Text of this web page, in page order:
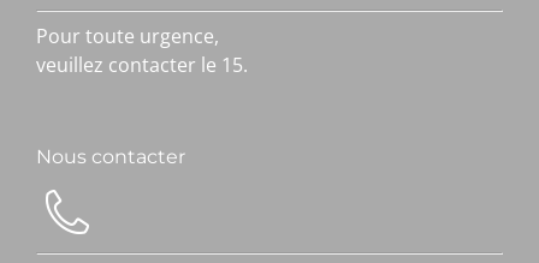
Pour toute urgence,
veuillez contacter le 15.
Nous contacter